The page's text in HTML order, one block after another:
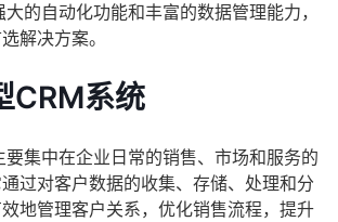
的自动化功能和丰富的数据管理能力，
解决方案。
CRM系统
集中在企业日常的销售、市场和服务的
过对客户数据的收集、存储、处理和分
地管理客户关系，优化销售流程，提升